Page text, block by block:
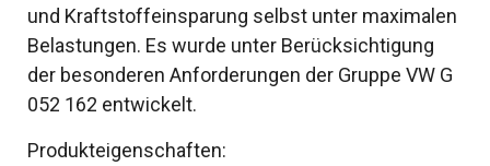
und Kraftstoffeinsparung selbst unter maximalen
Belastungen. Es wurde unter Berücksichtigung
der besonderen Anforderungen der Gruppe VW G
052 162 entwickelt.
Produkteigenschaften: